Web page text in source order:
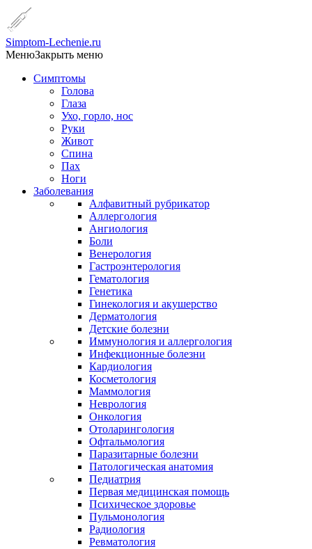
Simptom-Lechenie.ru
МенюЗакрыть меню
Симптомы
Голова
Глаза
Ухо, горло, нос
Руки
Живот
Спина
Пах
Ноги
Заболевания
Алфавитный рубрикатор
Аллергология
Ангиология
Боли
Венерология
Гастроэнтерология
Гематология
Генетика
Гинекология и акушерство
Дерматология
Детские болезни
Иммунология и аллергология
Инфекционные болезни
Кардиология
Косметология
Маммология
Неврология
Онкология
Отоларингология
Офтальмология
Паразитарные болезни
Патологическая анатомия
Педиатрия
Первая медицинская помощь
Психическое здоровье
Пульмонология
Радиология
Ревматология